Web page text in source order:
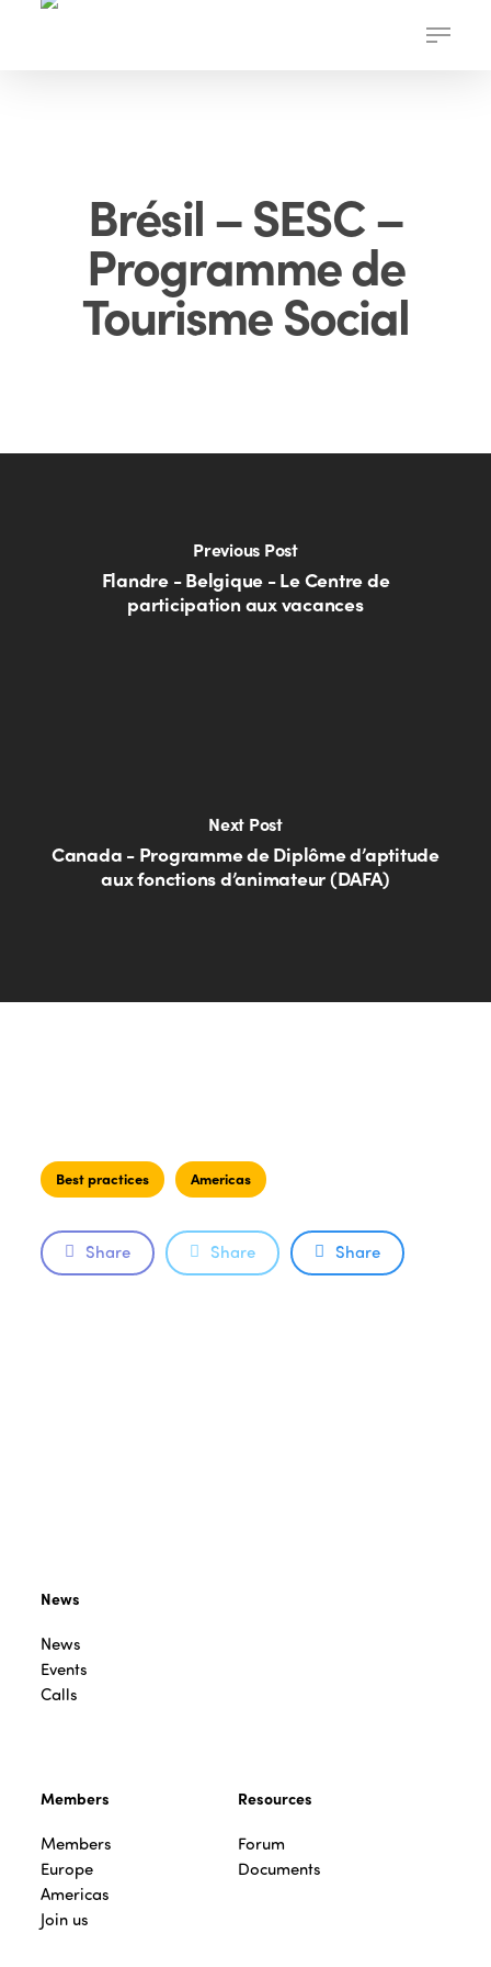
Menu
Brésil – SESC –
Programme de
Tourisme Social
Previous Post
Flandre - Belgique - Le Centre de
participation aux vacances
Next Post
Canada - Programme de Diplôme d’aptitude
aux fonctions d’animateur (DAFA)
Best practices Americas
Share Share Share
News
News
Events
Calls
Members
Members
Europe
Americas
Join us
Resources
Forum
Documents